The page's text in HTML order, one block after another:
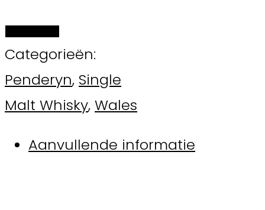
Categorieën:
Penderyn, Single
Malt Whisky, Wales
Aanvullende informatie